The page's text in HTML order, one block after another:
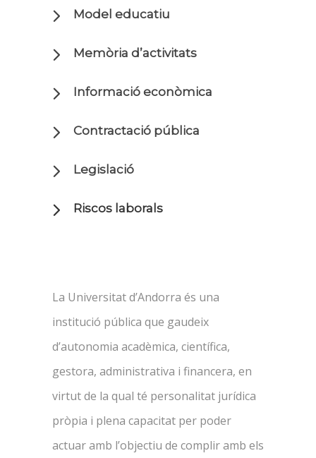
Model educatiu
Memòria d’activitats
Informació econòmica
Contractació pública
Legislació
Riscos laborals
La Universitat d’Andorra és una
institució pública que gaudeix
d’autonomia acadèmica, científica,
gestora, administrativa i financera, en
virtut de la qual té personalitat jurídica
pròpia i plena capacitat per poder
actuar amb l’objectiu de complir amb els